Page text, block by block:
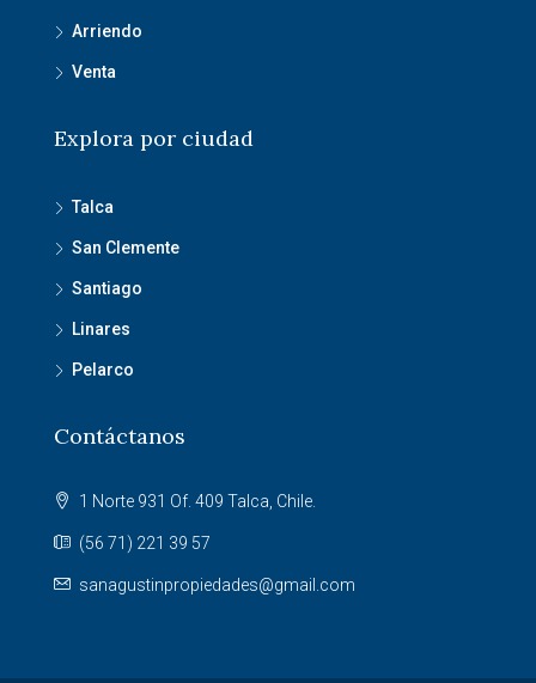
Arriendo
Venta
Explora por ciudad
Talca
San Clemente
Santiago
Linares
Pelarco
Contáctanos
1 Norte 931 Of. 409 Talca, Chile.
(56 71) 221 39 57
sanagustinpropiedades@gmail.com